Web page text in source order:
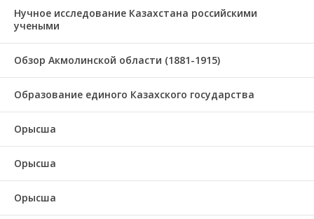
Нучное исследование Казахстана российскими
учеными
Обзор Акмолинской области (1881-1915)
Образование единого Казахского государства
Орысша
Орысша
Орысша